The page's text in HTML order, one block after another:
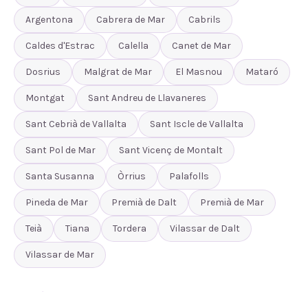
Argentona Cabrera de Mar Cabrils
Caldes d'Estrac Calella Canet de Mar
Dosrius Malgrat de Mar El Masnou Mataró
Montgat Sant Andreu de Llavaneres
Sant Cebrià de Vallalta Sant Iscle de Vallalta
Sant Pol de Mar Sant Vicenç de Montalt
Santa Susanna Òrrius Palafolls
Pineda de Mar Premià de Dalt Premià de Mar
Teià Tiana Tordera Vilassar de Dalt
Vilassar de Mar